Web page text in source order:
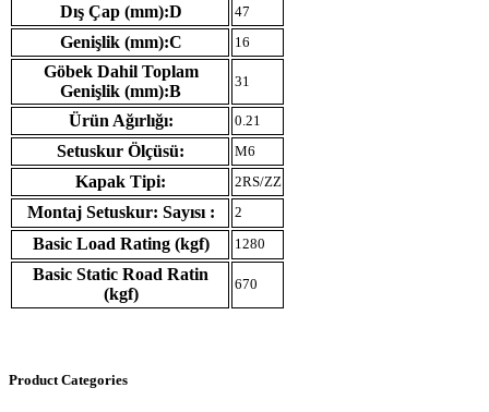
Dış Çap (mm):D 47
Genişlik (mm):C 16
Göbek Dahil Toplam
Genişlik (mm):B
31
Ürün Ağırlığı: 0.21
Setuskur Ölçüsü: M6
Kapak Tipi: 2RS/ZZ
Montaj Setuskur: Sayısı : 2
Basic Load Rating (kgf) 1280
Basic Static Road Ratin
(kgf)
670
Product Categories